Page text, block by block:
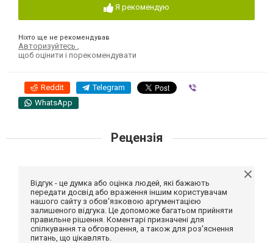
Я рекомендую
Ніхто ще не рекомендував
Авторизуйтесь
щоб оцінити і порекомендувати
Reddit Telegram
WhatsApp
Рецензія
Відгук - це думка або оцінка людей, які бажають
передати досвід або враження іншим користувачам
нашого сайту з обов'язковою аргументацією
залишеного відгука. Це допоможе багатьом прийняти
правильне рішення. Коментарі призначені для
спілкування та обговорення, а також для роз'яснення
питань, що цікавлять.